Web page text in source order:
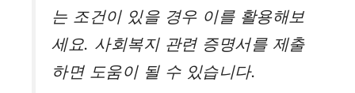
는 조건이 있을 경우 이를 활용해보
세요. 사회복지 관련 증명서를 제출
하면 도움이 될 수 있습니다.